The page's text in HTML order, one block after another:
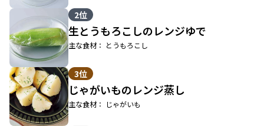
2位
生とうもろこしのレンジゆで
主な食材： とうもろこし
3位
じゃがいものレンジ蒸し
主な食材： じゃがいも